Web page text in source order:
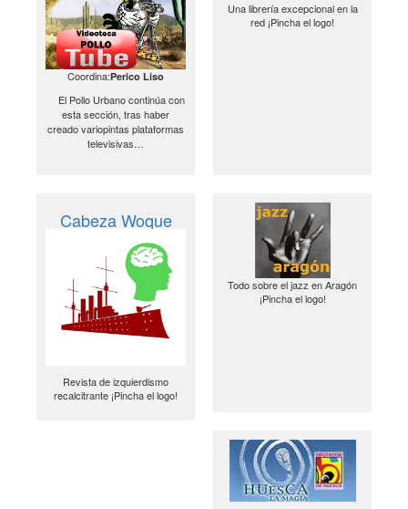
Coordina:Perico Liso
El Pollo Urbano continúa con
esta sección, tras haber
creado variopintas plataformas
televisivas…
Una librería excepcional en la
red ¡Pincha el logo!
Cabeza Woque
Revista de izquierdismo
recalcitrante ¡Pincha el logo!
Todo sobre el jazz en Aragón
¡Pincha el logo!